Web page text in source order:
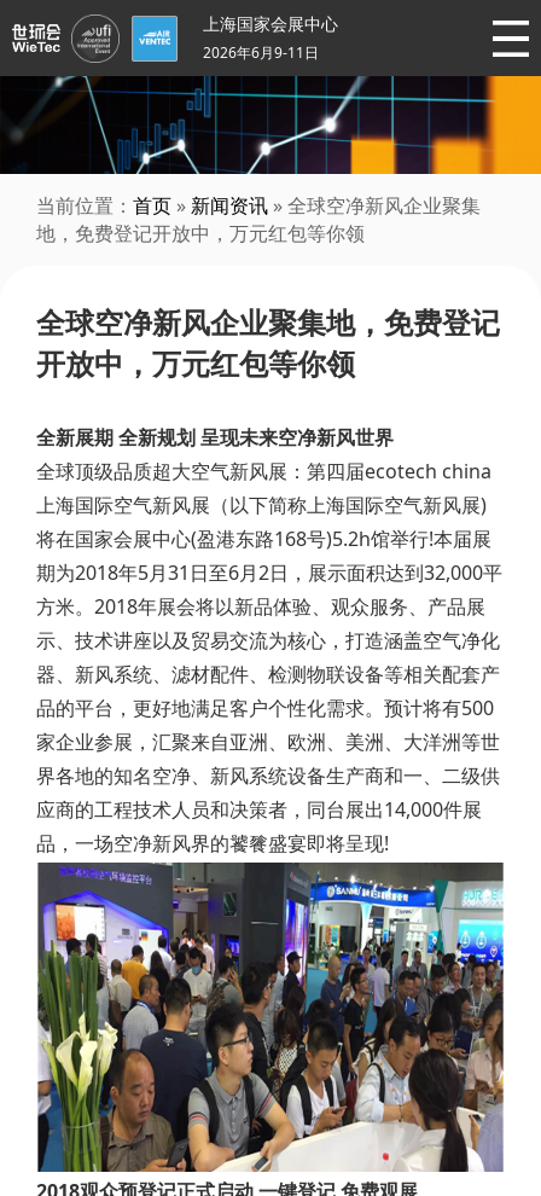
上海国家会展中心
2026年6月9-11日
当前位置： 首页 » 新闻资讯 » 全球空净新风企业聚集
地，免费登记开放中，万元红包等你领
全球空净新风企业聚集地，免费登记
开放中，万元红包等你领
全新展期 全新规划 呈现未来空净新风世界
全球顶级品质超大空气新风展：第四届ecotech china
上海国际空气新风展（以下简称上海国际空气新风展)
将在国家会展中心(盈港东路168号)5.2h馆举行!本届展
期为2018年5月31日至6月2日，展示面积达到32,000平
方米。2018年展会将以新品体验、观众服务、产品展
示、技术讲座以及贸易交流为核心，打造涵盖空气净化
器、新风系统、滤材配件、检测物联设备等相关配套产
品的平台，更好地满足客户个性化需求。预计将有500
家企业参展，汇聚来自亚洲、欧洲、美洲、大洋洲等世
界各地的知名空净、新风系统设备生产商和一、二级供
应商的工程技术人员和决策者，同台展出14,000件展
品，一场空净新风界的饕餮盛宴即将呈现!